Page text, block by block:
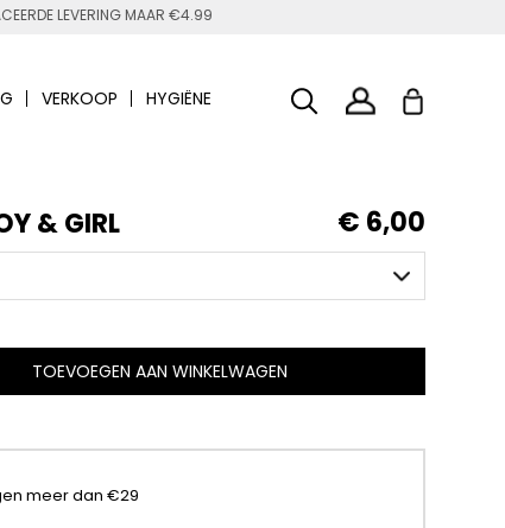
LEVERING MAAR €4.99
VERKOOP HYGIËNE
& GIRL € 6,00
TOEVOEGEN AAN WINKELWAGEN
meer dan €29